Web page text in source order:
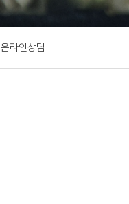
온라인상담